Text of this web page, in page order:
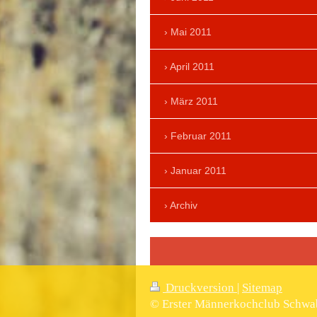
Mai 2011
April 2011
März 2011
Februar 2011
Januar 2011
Archiv
Druckversion | Sitemap
© Erster Männerkochclub